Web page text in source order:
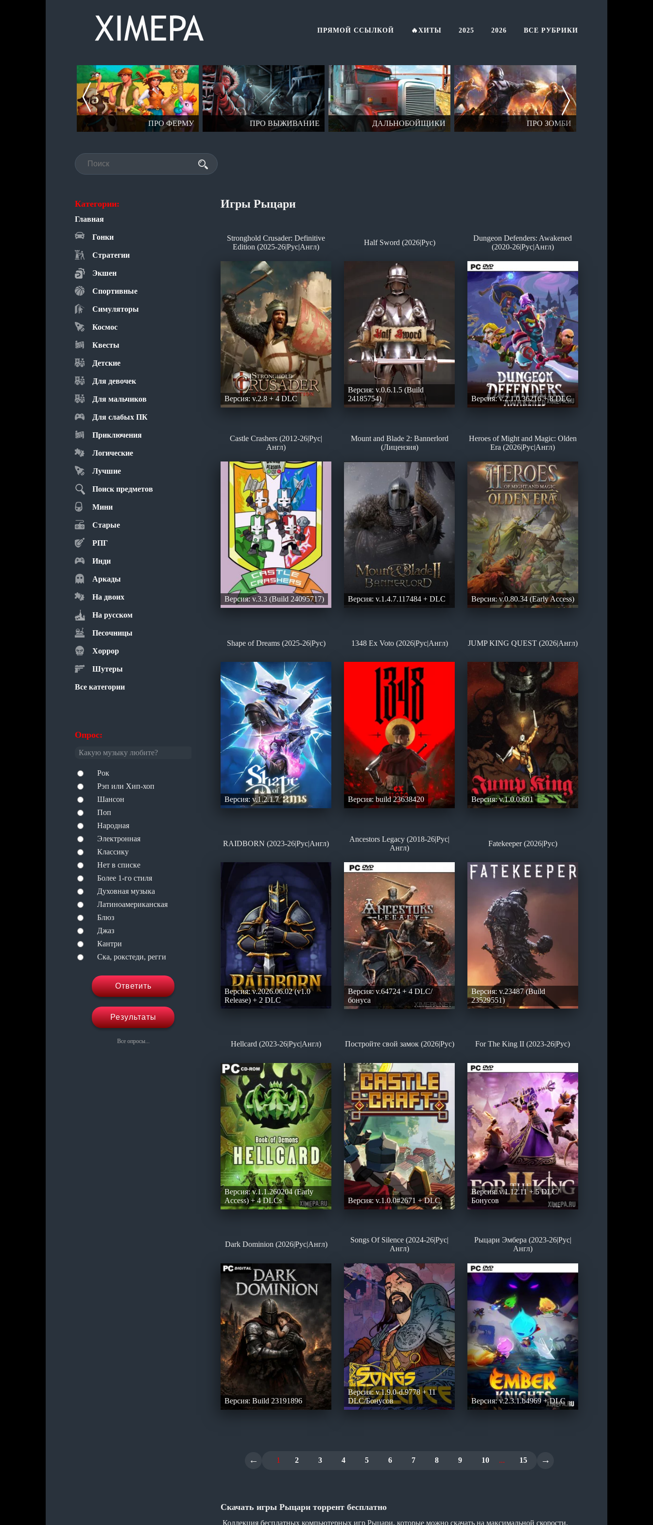
ПРО ФЕРМУ ПРО ВЫЖИВАНИЕ ДАЛЬНОБОЙЩИКИ ПРО ЗОМБИ
Категории:
ПРЯМОЙ ССЫЛКОЙ 🔥ХИТЫ 2025 2026 ВСЕ РУБРИКИ
Главная
Гонки
Стратегии
Экшен
Спортивные
Симуляторы
Космос
Квесты
Детские
Для девочек
Для мальчиков
Для слабых ПК
Приключения
Логические
Лучшие
Поиск предметов
Мини
Старые
РПГ
Инди
Аркады
На двоих
На русском
Песочницы
Хоррор
Шутеры
Все категории
Опрос:
Какую музыку любите?
Рок
Рэп или Хип-хоп
Шансон
Поп
Народная
Электронная
Классику
Нет в списке
Более 1-го стиля
Духовная музыка
Латиноамериканская
Блюз
Джаз
Кантри
Ска, рокстеди, регги
Ответить
Результаты
Все опросы...
Игры Рыцари
Stronghold Crusader: Definitive
Edition (2025-26|Рус|Англ)
Версия: v.2.8 + 4 DLC
Half Sword (2026|Рус)
Версия: v.0.6.1.5 (Build
24185754)
Dungeon Defenders: Awakened
(2020-26|Рус|Англ)
Версия: v.2.1.0.36216 + 8 DLC
Castle Crashers (2012-26|Рус|
Англ)
Версия: v.3.3 (Build 24095717)
Mount and Blade 2: Bannerlord
(Лицензия)
Версия: v.1.4.7.117484 + DLC
Heroes of Might and Magic: Olden
Era (2026|Рус|Англ)
Версия: v.0.80.34 (Early Access)
Shape of Dreams (2025-26|Рус)
Версия: v.1.2.1.7
1348 Ex Voto (2026|Рус|Англ)
Версия: build 23638420
JUMP KING QUEST (2026|Англ)
Версия: v.1.0.0:601
RAIDBORN (2023-26|Рус|Англ)
Версия: v.2026.06.02 (v1.0
Release) + 2 DLC
Ancestors Legacy (2018-26|Рус|
Англ)
Версия: v.64724 + 4 DLC/
бонуса
Fatekeeper (2026|Рус)
Версия: v.23487 (Build
23529551)
Hellcard (2023-26|Рус|Англ)
Версия: v.1.1.260204 (Early
Access) + 4 DLCs
Постройте свой замок (2026|Рус)
Версия: v.1.0.0#2671 + DLC
For The King II (2023-26|Рус)
Версия: v.1.12.11 + 5 DLC/
Бонусов
Dark Dominion (2026|Рус|Англ)
Версия: Build 23191896
Songs Of Silence (2024-26|Рус|
Англ)
Версия: v.1.9.0-d.9778 + 11
DLC/Бонусов
Рыцари Эмбера (2023-26|Рус|
Англ)
Версия: v.2.3.1.b4969 + DLC
← 1 2 3 4 5 6 7 8 9 10 ... 15 →
Скачать игры Рыцари торрент бесплатно
Коллекция бесплатных компьютерных игр Рыцари, которые можно скачать на максимальной скорости.